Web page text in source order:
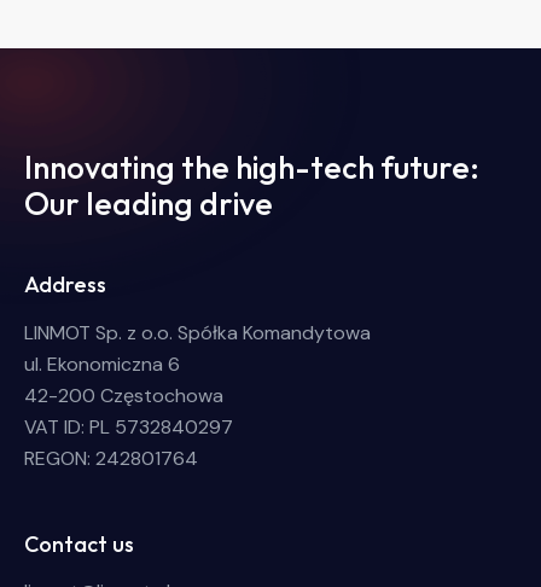
Innovating the high-tech future:
Our leading drive
Address
LINMOT Sp. z o.o. Spółka Komandytowa
ul. Ekonomiczna 6
42-200 Częstochowa
VAT ID: PL 5732840297
REGON: 242801764
Contact us